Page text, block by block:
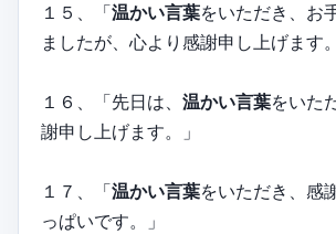
１５、「温かい言葉をいただき、お
ましたが、心より感謝申し上げます
１６、「先日は、 温かい言葉をいた
謝申し上げます。」
１７、「温かい言葉をいただき、感
っぱいです。」